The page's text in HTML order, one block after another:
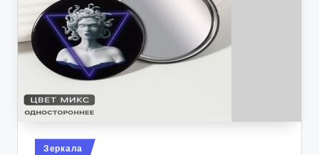
Опубликовано
Зеркала